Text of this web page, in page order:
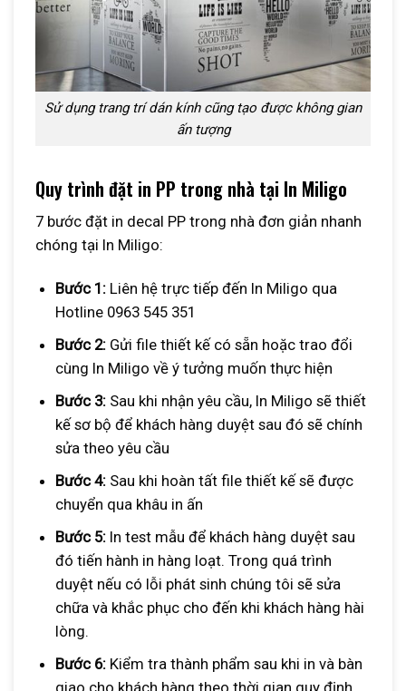
Sử dụng trang trí dán kính cũng tạo được không gian
ấn tượng
Quy trình đặt in PP trong nhà tại In Miligo
7 bước đặt in decal PP trong nhà đơn giản nhanh
chóng tại In Miligo:
Bước 1:Liên hệ trực tiếp đến In Miligo qua
Hotline 0963 545 351
Bước 2:Gửi file thiết kế có sẵn hoặc trao đổi
cùng In Miligo về ý tưởng muốn thực hiện
Bước 3:Sau khi nhận yêu cầu, In Miligo sẽ thiết
kế sơ bộ để khách hàng duyệt sau đó sẽ chính
sửa theo yêu cầu
Bước 4:Sau khi hoàn tất file thiết kế sẽ được
chuyển qua khâu in ấn
Bước 5:In test mẫu để khách hàng duyệt sau
đó tiến hành in hàng loạt. Trong quá trình
duyệt nếu có lỗi phát sinh chúng tôi sẽ sửa
chữa và khắc phục cho đến khi khách hàng hài
lòng.
Bước 6:Kiểm tra thành phẩm sau khi in và bàn
giao cho khách hàng theo thời gian quy định